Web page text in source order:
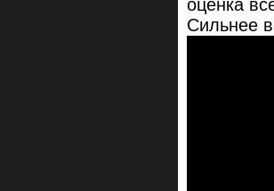
оценка
Сильнее